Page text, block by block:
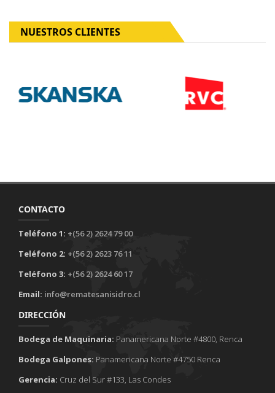
NUESTROS CLIENTES
CONTACTO
Teléfono 1: +(56 2) 2624 79 00
Teléfono 2: +(56 2) 2623 76 11
Teléfono 3: +(56 2) 2624 60 17
Email: info@rematesanisidro.cl
DIRECCIÓN
Bodega de Maquinaria: Panamericana Norte #4800, Renca
Bodega Galpones: Panamericana Norte #4750 Renca
Gerencia: Cruz del Sur #133, Las Condes